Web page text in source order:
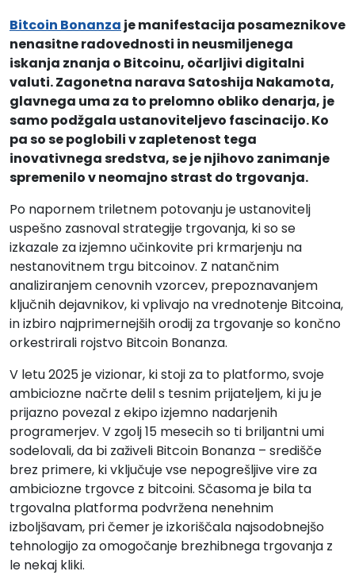
Bitcoin Bonanza je manifestacija posameznikove
nenasitne radovednosti in neusmiljenega
iskanja znanja o Bitcoinu, očarljivi digitalni
valuti. Zagonetna narava Satoshija Nakamota,
glavnega uma za to prelomno obliko denarja, je
samo podžgala ustanoviteljevo fascinacijo. Ko
pa so se poglobili v zapletenost tega
inovativnega sredstva, se je njihovo zanimanje
spremenilo v neomajno strast do trgovanja.
Po napornem triletnem potovanju je ustanovitelj
uspešno zasnoval strategije trgovanja, ki so se
izkazale za izjemno učinkovite pri krmarjenju na
nestanovitnem trgu bitcoinov. Z natančnim
analiziranjem cenovnih vzorcev, prepoznavanjem
ključnih dejavnikov, ki vplivajo na vrednotenje Bitcoina,
in izbiro najprimernejših orodij za trgovanje so končno
orkestrirali rojstvo Bitcoin Bonanza.
V letu 2025 je vizionar, ki stoji za to platformo, svoje
ambiciozne načrte delil s tesnim prijateljem, ki ju je
prijazno povezal z ekipo izjemno nadarjenih
programerjev. V zgolj 15 mesecih so ti briljantni umi
sodelovali, da bi zaživeli Bitcoin Bonanza – središče
brez primere, ki vključuje vse nepogrešljive vire za
ambiciozne trgovce z bitcoini. Sčasoma je bila ta
trgovalna platforma podvržena nenehnim
izboljšavam, pri čemer je izkoriščala najsodobnejšo
tehnologijo za omogočanje brezhibnega trgovanja z
le nekaj kliki.